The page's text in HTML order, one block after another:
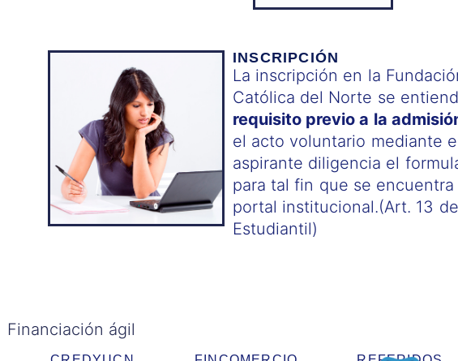
INSCRIPCIÓN
La inscripción en la
Católica del Norte se
requisito previo a la
el acto voluntario mediante
aspirante diligencia el
para tal fin que se
portal institucional.(Art. 13
Estudiantil)
Financiación ágil